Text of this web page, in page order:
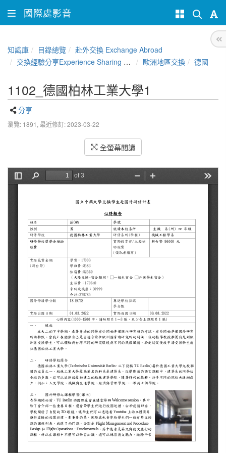
國際處影音
知識庫 目錄總覽
赴外交換 Exchange Abroad
交換經驗分享Experience Sharing of NCHU Exchange Program
歐洲地區交換 德國
1102_德國柏林工業大學1
分享
瀏覽: 1891, 最近修訂: 2023-03-22
全螢幕閱讀